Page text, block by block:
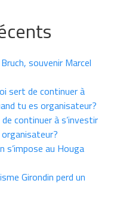
souvenir Marcel
sert de continuer à
tu es organisateur?
continuer à s’investir
s’impose au Houga
Girondin perd un